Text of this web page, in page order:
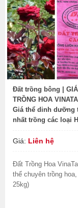
Đất trồng bông |
TRỒNG HOA
Giá thể dinh dưỡng
nhất trồng các loại
Giá: Liên hệ
Đất Trồng Hoa
thể chuyên trồng
25kg)